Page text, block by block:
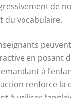
de
du vocabulaire.
en posant
à
renforce la